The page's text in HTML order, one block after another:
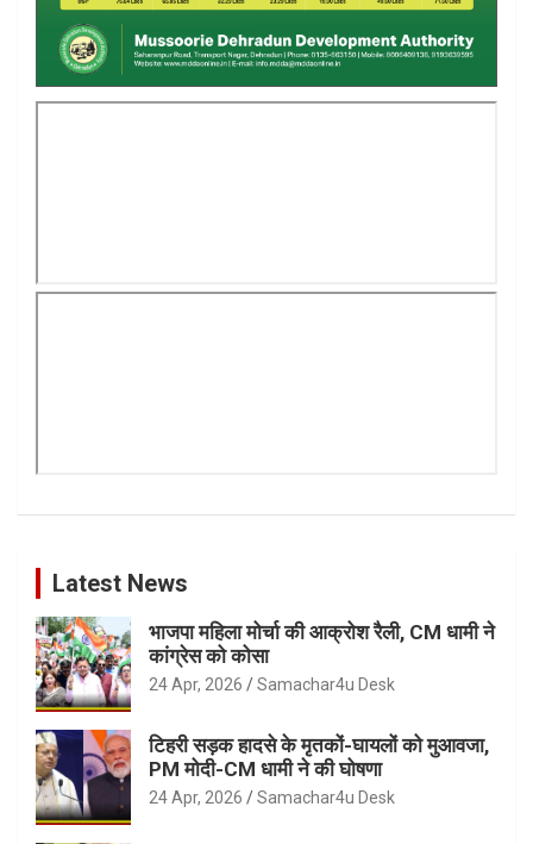
Latest News
भाजपा महिला मोर्चा की आक्रोश रैली, CM धामी ने
कांग्रेस को कोसा
24 Apr, 2026 Samachar4u Desk
टिहरी सड़क हादसे के मृतकों-घायलों को मुआवजा,
PM मोदी-CM धामी ने की घोषणा
24 Apr, 2026 Samachar4u Desk